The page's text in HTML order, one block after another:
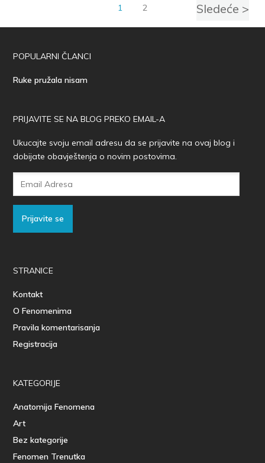
1 2 Sledeće >
POPULARNI ČLANCI
Ruke pružala nisam
PRIJAVITE SE NA BLOG PREKO EMAIL-A
Ukucajte svoju email adresu da se prijavite na ovaj blog i
dobijate obavještenja o novim postovima.
Prijavite se
STRANICE
Kontakt
O Fenomenima
Pravila komentarisanja
Registracija
KATEGORIJE
Anatomija Fenomena
Art
Bez kategorije
Fenomen Trenutka